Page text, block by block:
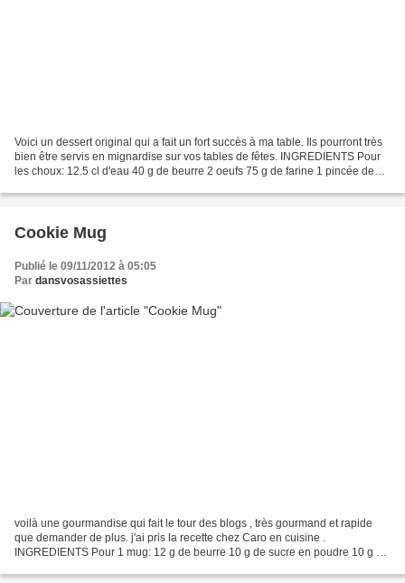
Voici un dessert original qui a fait un fort succès à ma table. Ils pourront très
bien être servis en mignardise sur vos tables de fêtes. INGREDIENTS Pour
les choux: 12.5 cl d'eau 40 g de beurre 2 oeufs 75 g de farine 1 pincée de
Cookie Mug
Publié le 09/11/2012 à 05:05
Par dansvosassiettes
voilà une gourmandise qui fait le tour des blogs , très gourmand et rapide
que demander de plus. j'ai pris la recette chez Caro en cuisine .
INGREDIENTS Pour 1 mug: 12 g de beurre 10 g de sucre en poudre 10 g de